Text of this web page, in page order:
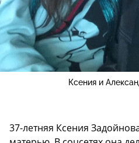
Ксения и
37-летняя Ксения